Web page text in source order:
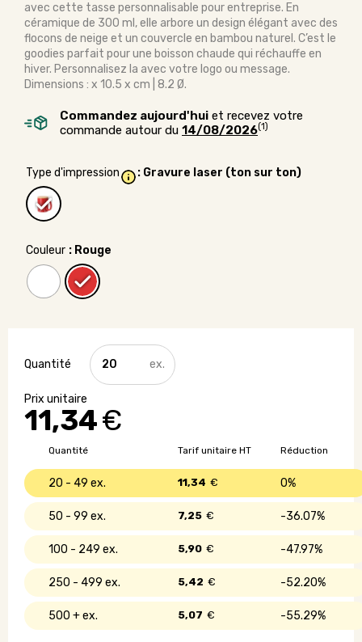
avec cette tasse personnalisable pour entreprise. En
céramique de 300 ml, elle arbore un design élégant avec des
flocons de neige et un couvercle en bambou naturel. C’est le
goodies parfait pour une boisson chaude qui réchauffe en
hiver. Personnalisez la avec votre logo ou message.
Dimensions : x 10.5 x cm | 8.2 Ø.
Commandez aujourd'hui et recevez votre
commande autour du 14/08/2026(1)
Type d'impression : Gravure laser (ton sur ton)
Couleur : Rouge
11,34€
quantité
de
Tasse
céramique
de
ml
Quantité Réduction
Tarif unitaire HT
20 - 49 0%
11,34 €
50 - 99 36.07%
7,25 €
100 - 249 47.97%
5,90 €
250 - 499 52.20%
5,42 €
500 + 55.29%
5,07 €